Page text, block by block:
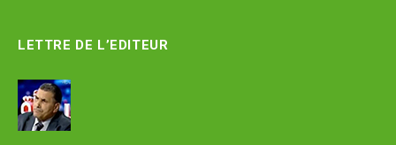
LETTRE DE L’EDITEUR